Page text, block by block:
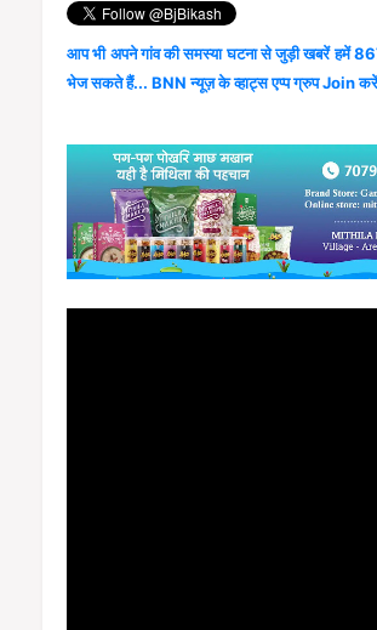
आप भी अपने गांव की समस्या घटना से जुड़ी खबरें हमें
भेज सकते हैं... BNN न्यूज़ के व्हाट्स एप्प ग्रुप Join